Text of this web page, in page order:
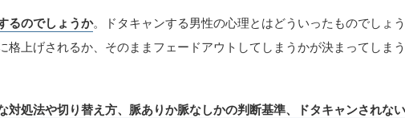
るのでしょうか。ドタキャンする男性の心理とはどういったものでしょう
上げされるか、そのままフェードアウトしてしまうかが決まってしまう
対処法や切り替え方、脈ありか脈なしかの判断基準、ドタキャンされない